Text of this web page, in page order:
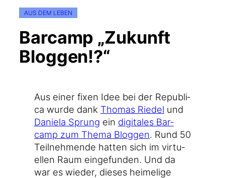
AUS DEM LEBEN
Barcamp „Zukunft
Bloggen!?“
Aus einer fixen Idee bei der Repu­bli­
ca wur­de dank Tho­mas Rie­del und
Danie­la Sprung ein digi­ta­les Bar­
camp zum The­ma Blog­gen. Rund 50
Teil­neh­men­de hat­ten sich im vir­tu­
el­len Raum ein­ge­fun­den. Und da
war es wie­der, die­ses hei­me­li­ge